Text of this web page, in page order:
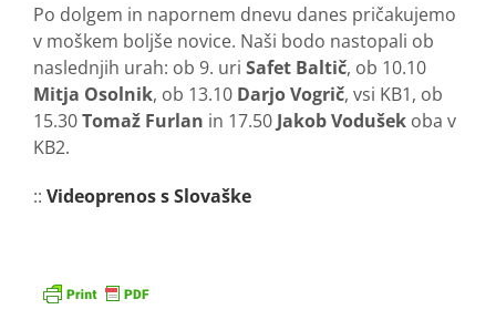
Po dolgem in napornem dnevu danes pričakujemo
v moškem boljše novice. Naši bodo nastopali ob
naslednjih urah: ob 9. uri Safet Baltič, ob 10.10
Mitja Osolnik, ob 13.10 Darjo Vogrič, vsi KB1, ob
15.30Tomaž Furlan in 17.50 Jakob Vodušek oba v
KB2.
:: Videoprenos s Slovaške